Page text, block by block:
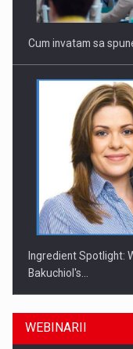
Cum invatam sa
Ingredient Spotlight:
Bakuchiol's…
WEBINARII